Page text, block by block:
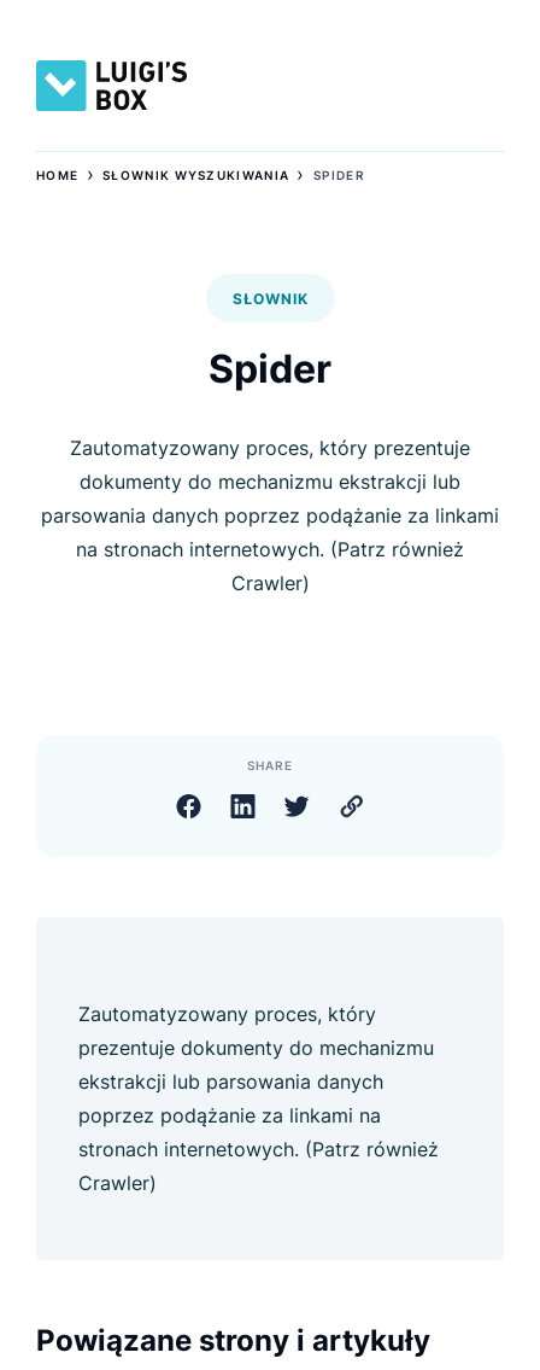
HOME ›SŁOWNIK WYSZUKIWANIA ›SPIDER
SŁOWNIK
Spider
Zautomatyzowany proces, który prezentuje
dokumenty do mechanizmu ekstrakcji lub
parsowania danych poprzez podążanie za linkami
na stronach internetowych. (Patrz również
Crawler)
SHARE
Zautomatyzowany proces, który
prezentuje dokumenty do mechanizmu
ekstrakcji lub parsowania danych
poprzez podążanie za linkami na
stronach internetowych. (Patrz również
Crawler)
Powiązane strony i artykuły